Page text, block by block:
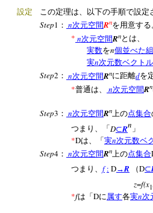
設定
この定理は、以下の手順で設
Step1 ： n次元空間Rnを用意する
* n次元空間Rnとは、
実数をn個並べた組
実n次元数ベクト
Step2 ： n次元空間Rnに距離dを
*普通は、 n次元空間Rn
Step3 ： n次元空間Rn上の点集合
つまり、「 D⊂Rn 」
*Dは、「実n次元数ベ
Step4 ： n次元空間Rn 上の点集合
つまり、 f : D→R （D⊂
z=f(x1
*fは「 Dに属す各実n次
だとも